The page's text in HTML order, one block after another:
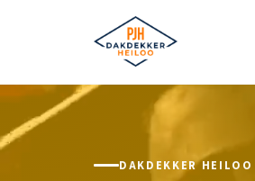
DAKDEKKER HEILOO